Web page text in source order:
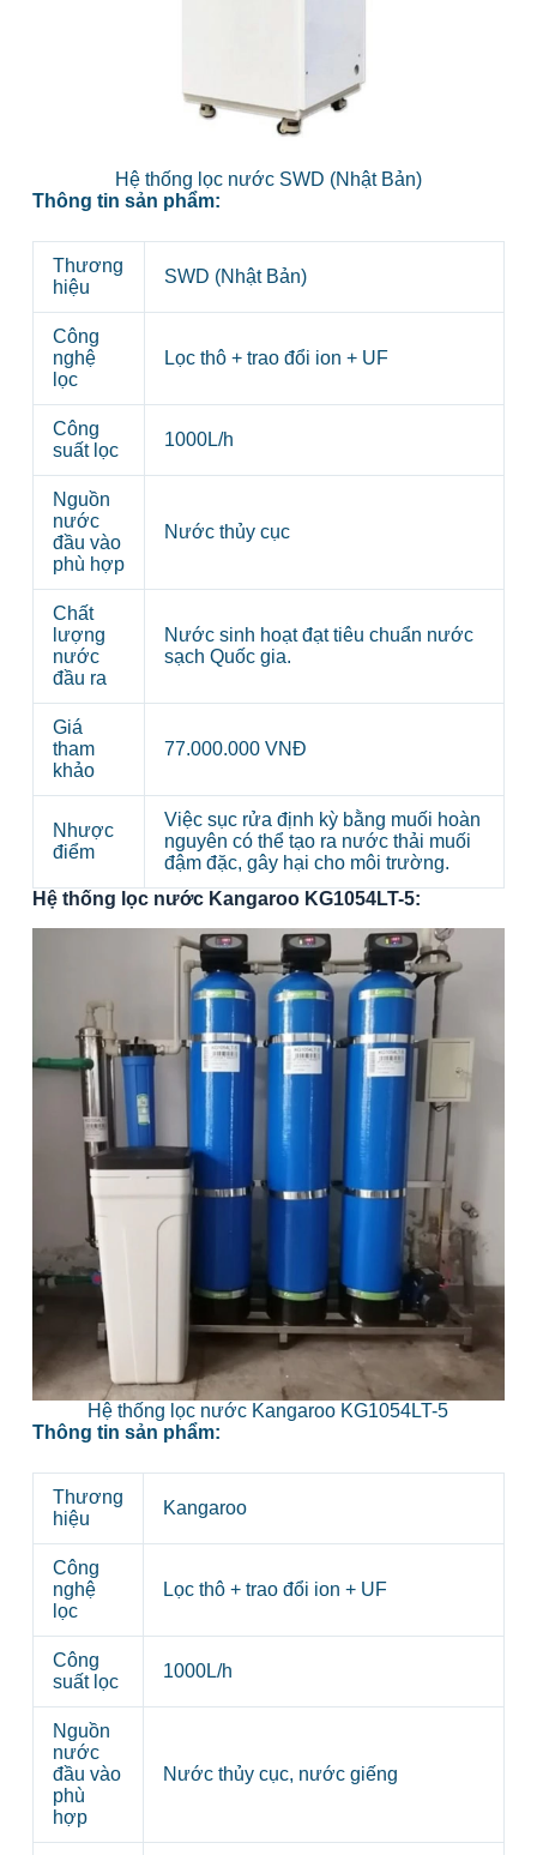
Hệ thống lọc nước SWD (Nhật Bản)
Thông tin sản phẩm:
Thương
hiệu
SWD (Nhật Bản)
Công
nghệ
lọc
Lọc thô + trao đổi ion + UF
Công
suất lọc
1000L/h
Nguồn
nước
đầu vào
phù hợp
Nước thủy cục
Chất
lượng
nước
đầu ra
Nước sinh hoạt đạt tiêu chuẩn nước
sạch Quốc gia.
Giá
tham
khảo
77.000.000 VNĐ
Nhược
điểm
Việc sục rửa định kỳ bằng muối hoàn
nguyên có thể tạo ra nước thải muối
đậm đặc, gây hại cho môi trường.
Hệ thống lọc nước Kangaroo KG1054LT-5:
Hệ thống lọc nước Kangaroo KG1054LT-5
Thông tin sản phẩm:
Thương
hiệu
Kangaroo
Công
nghệ
lọc
Lọc thô + trao đổi ion + UF
Công
suất lọc
1000L/h
Nguồn
nước
đầu vào
phù
hợp
Nước thủy cục, nước giếng